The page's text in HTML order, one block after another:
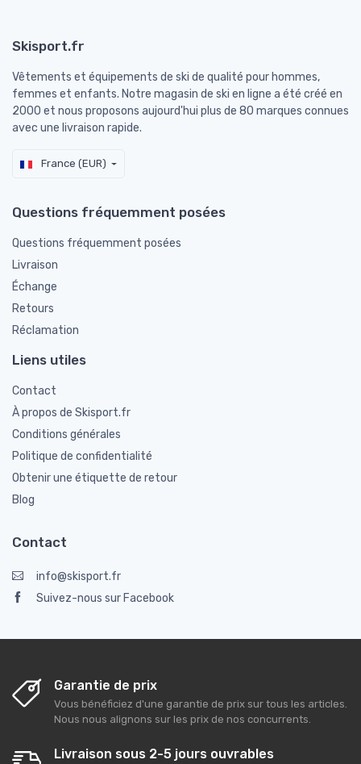
Skisport.fr
Vêtements et équipements de ski de qualité pour hommes,
femmes et enfants. Notre magasin de ski en ligne a été créé en
2000 et nous proposons aujourd'hui plus de 80 marques connues
avec une livraison rapide.
France (EUR)
Questions fréquemment posées
Questions fréquemment posées
Livraison
Échange
Retours
Réclamation
Liens utiles
Contact
À propos de Skisport.fr
Conditions générales
Politique de confidentialité
Obtenir une étiquette de retour
Blog
Contact
info@skisport.fr
Suivez-nous sur Facebook
Garantie de prix
Vous bénéficiez d'une garantie de prix sur tous les articles.
Nous nous alignons sur les prix de nos concurrents.
Livraison sous 2-5 jours ouvrables